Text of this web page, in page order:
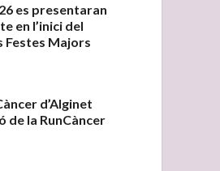
es presentaran
en l’inici del
Festes Majors
d’Alginet
de la RunCàncer